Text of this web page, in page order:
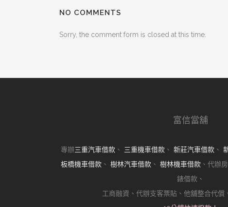
NO COMMENTS
Sorry, the comment form is closed at this time.
富信當舖
專辦三重汽車借款 、 三重機車借款 、 新莊汽車借款 、
板橋機車借款 、 樹林汽車借款 、 樹林機車借款 、代辦
錶借款、
工商融資、代辦支客票貼、他舖整合代償